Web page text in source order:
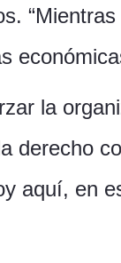
la
derecho
aquí, en